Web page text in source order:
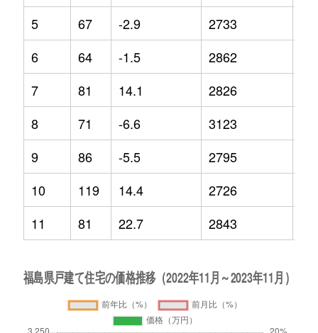
5
67 -2.9 2733
6
64 -1.5 2862
7
81 14.1 2826
8
71 -6.6 3123
9
86 -5.5 2795
10
119 14.4 2726
11
81 22.7 2843